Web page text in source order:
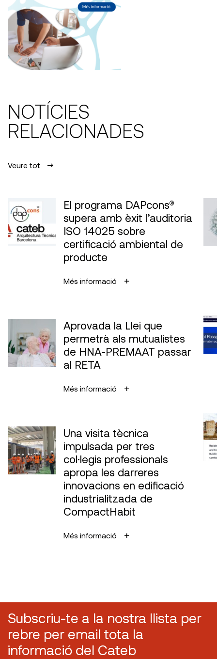
NOTÍCIES
RELACIONADES
Veure tot
El programa DAPcons®
supera amb èxit l’auditoria
ISO 14025 sobre
certificació ambiental de
producte
Més informació
Aprovada la Llei que
permetrà als mutualistes
de HNA-PREMAAT passar
al RETA
Més informació
Una visita tècnica
impulsada per tres
col·legis professionals
apropa les darreres
innovacions en edificació
industrialitzada de
CompactHabit
Més informació
Subscriu-te a la nostra llista per
rebre per email tota la
informació del Cateb